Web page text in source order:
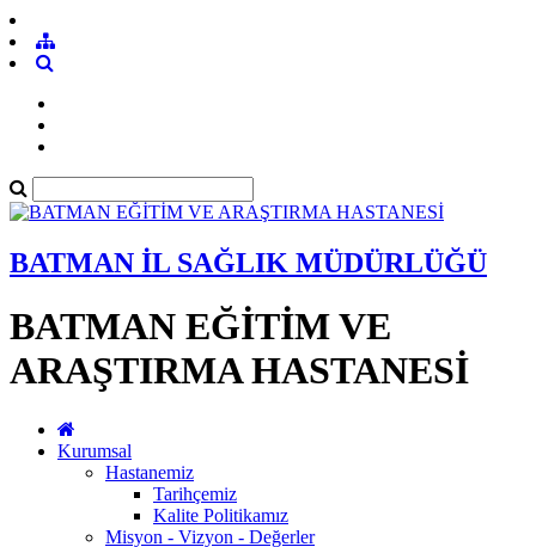
BATMAN İL SAĞLIK MÜDÜRLÜĞÜ
BATMAN EĞİTİM VE
ARAŞTIRMA HASTANESİ
Kurumsal
Hastanemiz
Tarihçemiz
Kalite Politikamız
Misyon - Vizyon - Değerler